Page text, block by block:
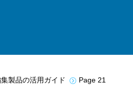
製品の活用ガイド Page 21